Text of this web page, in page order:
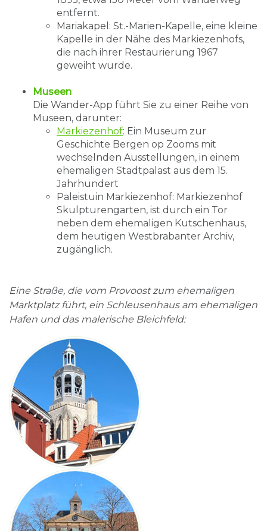
entfernt.
Mariakapel: St.-Marien-Kapelle, eine kleine
Kapelle in der Nähe des Markiezenhofs,
die nach ihrer Restaurierung 1967
geweiht wurde.
Museen
Die Wander-App führt Sie zu einer Reihe von
Museen, darunter:
Markiezenhof: Ein Museum zur
Geschichte Bergen op Zooms mit
wechselnden Ausstellungen, in einem
ehemaligen Stadtpalast aus dem 15.
Jahrhundert
Paleistuin Markiezenhof: Markiezenhof
Skulpturengarten, ist durch ein Tor
neben dem ehemaligen Kutschenhaus,
dem heutigen Westbrabanter Archiv,
zugänglich.
Eine Straße, die vom Provoost zum ehemaligen
Marktplatz führt, ein Schleusenhaus am ehemaligen
Hafen und das malerische Bleichfeld: